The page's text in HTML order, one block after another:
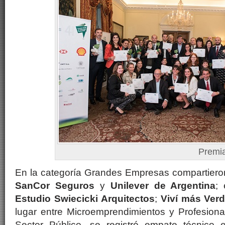
Premiados
En la categoría Grandes Empresas
SanCor Seguros y Unilever de Argentina;
Estudio Swiecicki Arquitectos; Viví más
lugar entre Microemprendimientos y